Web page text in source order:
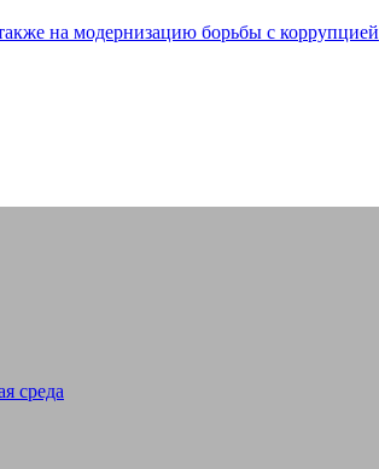
на модернизацию борьбы с коррупцией
среда